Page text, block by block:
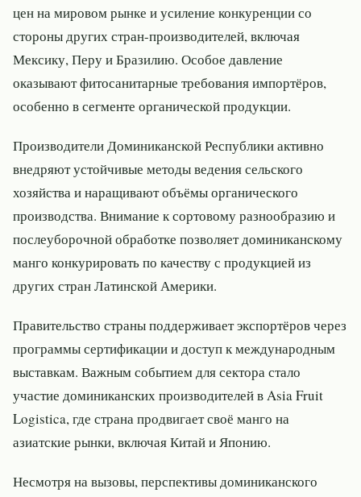
цен на мировом рынке и усиление конкуренции со
стороны других стран-производителей, включая
Мексику, Перу и Бразилию. Особое давление
оказывают фитосанитарные требования импортёров,
особенно в сегменте органической продукции.
Производители Доминиканской Республики активно
внедряют устойчивые методы ведения сельского
хозяйства и наращивают объёмы органического
производства. Внимание к сортовому разнообразию и
послеуборочной обработке позволяет доминиканскому
манго конкурировать по качеству с продукцией из
других стран Латинской Америки.
Правительство страны поддерживает экспортёров через
программы сертификации и доступ к международным
выставкам. Важным событием для сектора стало
участие доминиканских производителей в Asia Fruit
Logistica, где страна продвигает своё манго на
азиатские рынки, включая Китай и Японию.
Несмотря на вызовы, перспективы доминиканского